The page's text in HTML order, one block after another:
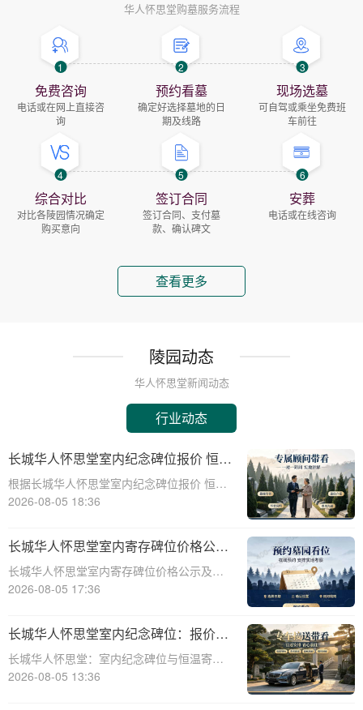
华人怀思堂购墓服务流程
1
免费咨询
电话或在网上直接咨
询
2
预约看墓
确定好选择墓地的日
期及线路
3
现场选墓
可自驾或乘坐免费班
车前往
4
综合对比
对比各陵园情况确定
购买意向
5
签订合同
签订合同、支付墓
款、确认碑文
6
安葬
电话或在线咨询
查看更多
陵园动态
华人怀思堂新闻动态
行业动态
长城华人怀思堂室内纪念碑位报价 恒温
寄存配套同步减免详解
根据长城华人怀思堂室内纪念碑位报价 恒温
寄存配套同步减免详解☎ 华人怀思堂电
的加快和城市化进程的加速，人们对身后事
的安排也提出了更高的要求。长城华
2026-08-05 18:36
长城华人怀思堂室内寄存碑位价格公示
签约立减配套礼包详解
长城华人怀思堂室内寄存碑位价格公示及签
约立减配套礼包详解☎ 华人怀思堂电话:400-
加快，对于灵堂、纪念馆等场所的寄存需求
日益增长。长城华人怀思堂作为一
2026-08-05 17:36
长城华人怀思堂室内纪念碑位：报价透
明，恒温寄存享减免
长城华人怀思堂：室内纪念碑位与恒温寄存
服务，为您带来更优质的殡葬体验☎ 华人怀
2026-08-05 13:36